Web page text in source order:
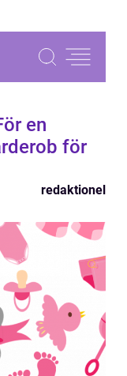
en
för
redaktionel